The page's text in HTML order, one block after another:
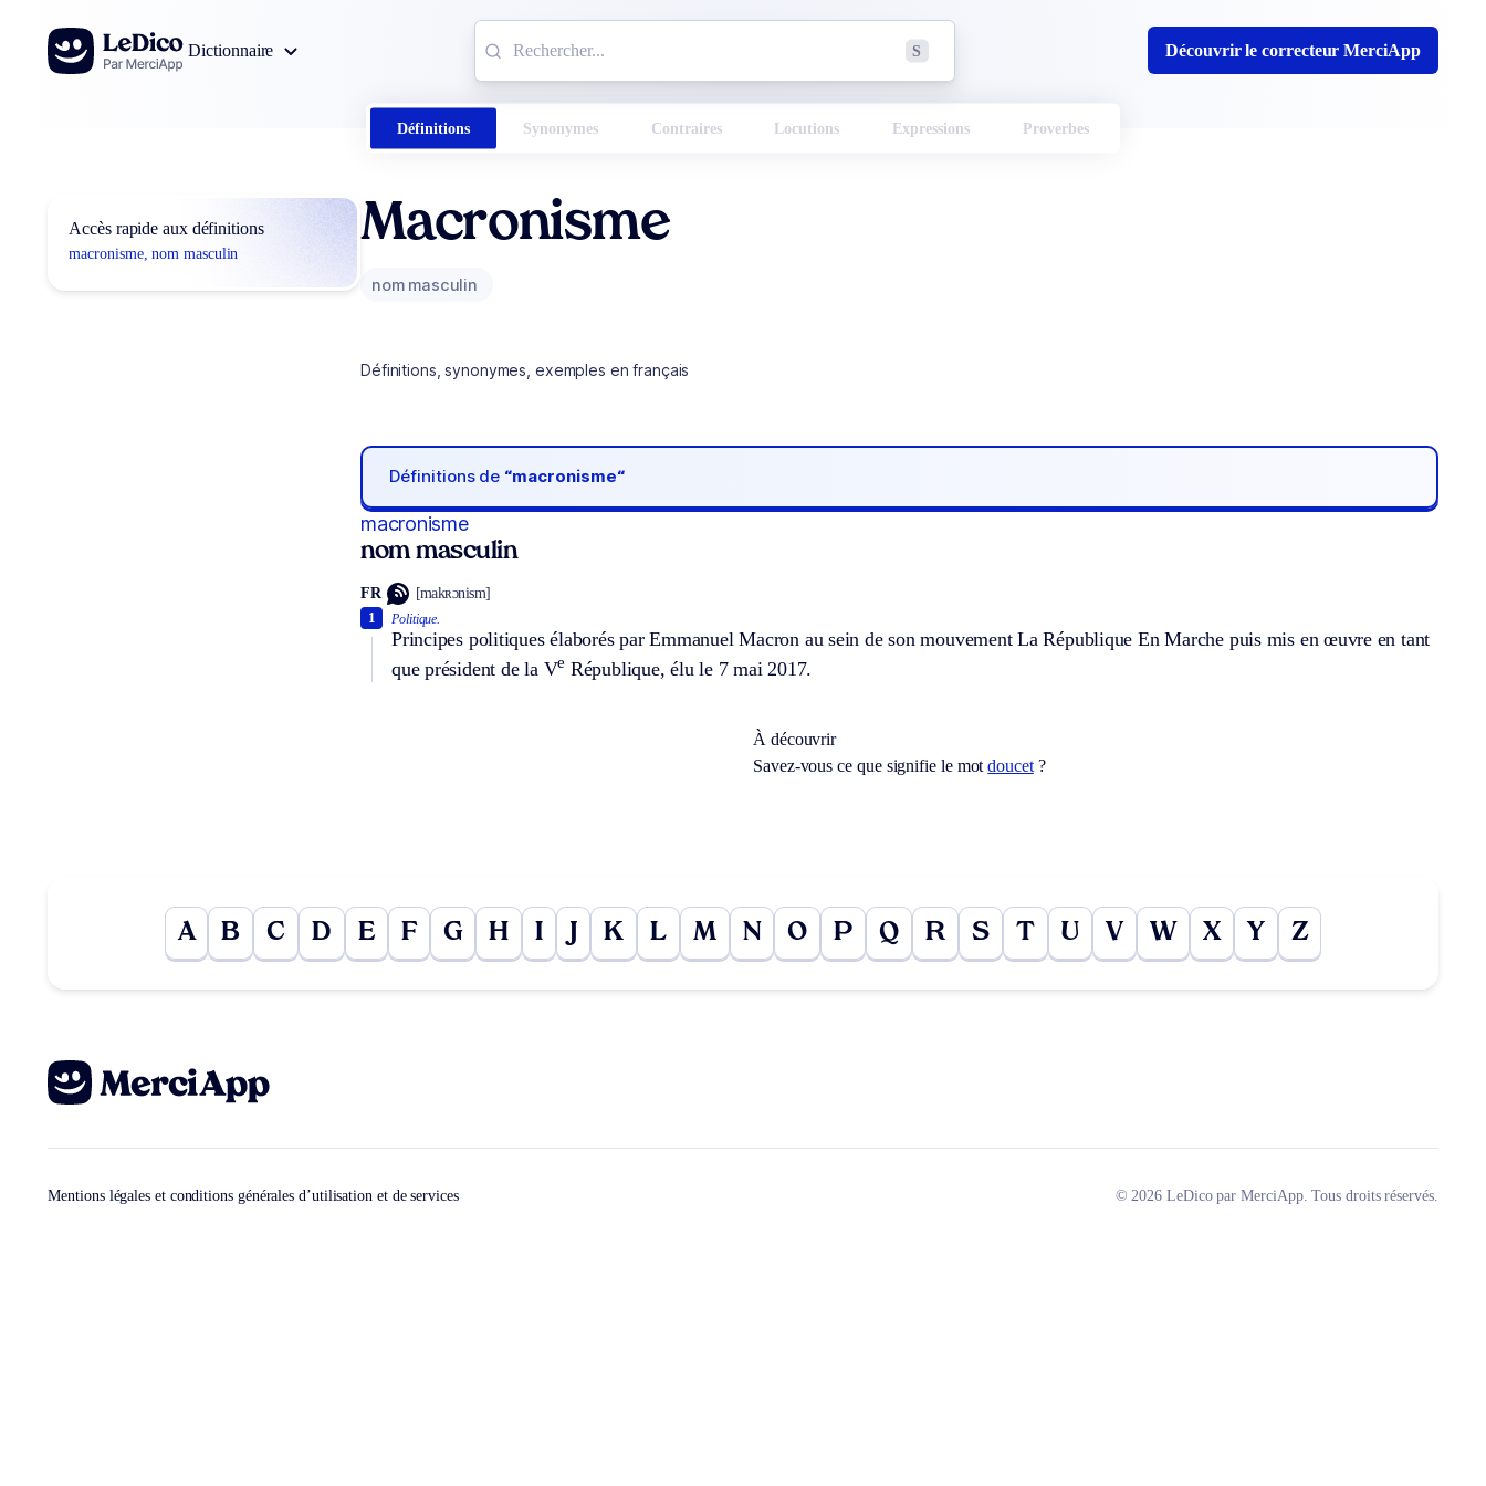
Aller au contenu
Dictionnaire
S Découvrir le correcteur MerciApp
Définitions Synonymes Contraires Locutions Expressions Proverbes
Accès rapide aux définitions
macronisme, nom masculin
Macronisme
nom masculin
Définitions, synonymes, exemples en français
Définitions de “macronisme“
macronisme
nom masculin
FR [makʀɔnism]
Politique.
Principes politiques élaborés par Emmanuel Macron au sein de son mouvement La République En Marche puis mis en œuvre en tant
que président de la Ve République, élu le 7 mai 2017.
1
À découvrir
Savez-vous ce que signifie le motdoucet?
A B C D E F G H I K L M N O P Q R S T U V W X Y Z
Mentions légales et conditions générales d’utilisation et de services © 2026 LeDico par MerciApp. Tous droits réservés.